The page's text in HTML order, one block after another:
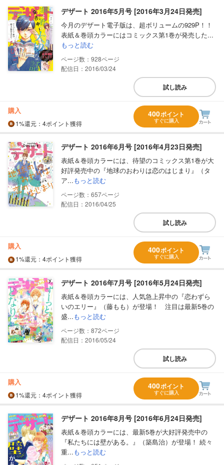
デザート 2016年5月号 [2016年3月24日発売]
今月のデザート電子版は、超ボリュームの929P！！
表紙＆巻頭カラーにはコミックス第1巻が発売した...
もっと読む
928
配信日：2016/03/24
試し読み
購入
1%還元 ：4ポイント獲得
400ポイント
すぐに購入
デザート 2016年6月号 [2016年4月23日発売]
表紙＆巻頭カラーには、待望のコミックス第1巻が大
好評発売中の『地球のおわりは恋のはじまり』（タ
ア...もっと読む
657
配信日：2016/04/25
試し読み
購入
1%還元 ：4ポイント獲得
400ポイント
すぐに購入
デザート 2016年7月号 [2016年5月24日発売]
表紙＆巻頭カラーには、人気急上昇中の『恋わずら
いのエリー』（藤もも）が登場！ 注目は最新5巻の
盛...もっと読む
872
配信日：2016/05/24
試し読み
購入
1%還元 ：4ポイント獲得
400ポイント
すぐに購入
デザート 2016年8月号 [2016年6月24日発売]
表紙＆巻頭カラーには、最新5巻が大好評発売中の
『私たちには壁がある。』（築島治）が登場！ 続々
重...もっと読む